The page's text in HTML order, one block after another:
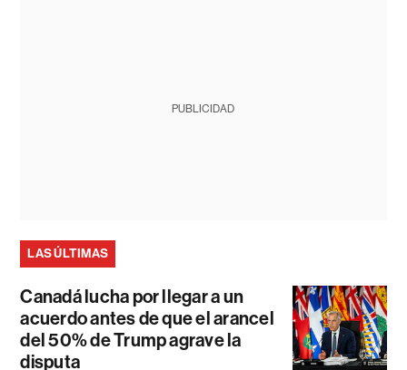
PUBLICIDAD
LAS ÚLTIMAS
Canadá lucha por llegar a un
acuerdo antes de que el arancel
del 50% de Trump agrave la
disputa